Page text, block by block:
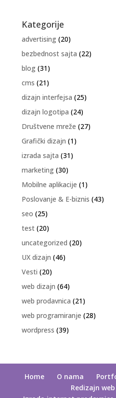
Kategorije
advertising(20)
bezbednost sajta (22)
blog(31)
cms (21)
dizajn interfejsa (25)
dizajn logotipa (24)
Društvene mreže (27)
Grafički dizajn (1)
izrada sajta (31)
marketing(30)
Mobilne aplikacije (1)
Poslovanje & E-biznis (43)
seo (25)
test(20)
uncategorized (20)
UX dizajn (46)
Vesti (20)
web dizajn (64)
web prodavnica (21)
web programiranje (28)
wordpress (39)
Home O nama
Redizajn